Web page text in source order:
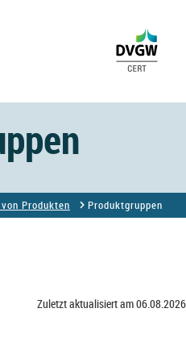
Produkten Produktgruppen
Zuletzt aktualisiert am 06.08.2026